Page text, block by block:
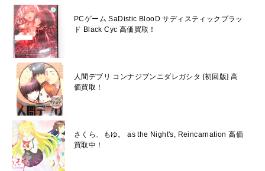
PCゲーム SaDistic BlooD サディスティックブラッ
ド Black Cyc 高価買取！
人間デブリ コンナジブンニダレガシタ [初回版] 高
価買取！
さくら、もゆ。 as the Night's, Reincarnation 高価
買取中！